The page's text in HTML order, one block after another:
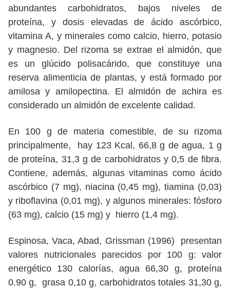
abundantes carbohidratos, bajos niveles de
proteína, y dosis elevadas de ácido ascórbico,
vitamina A, y minerales como calcio, hierro, potasio
y magnesio. Del rizoma se extrae el almidón, que
es un glúcido polisacárido, que constituye una
reserva alimenticia de plantas, y está formado por
amilosa y amilopectina. El almidón de achira es
considerado un almidón de excelente calidad.
En 100 g de materia comestible, de su rizoma
principalmente, hay 123 Kcal, 66,8 g de agua, 1 g
de proteína, 31,3 g de carbohidratos y 0,5 de fibra.
Contiene, además, algunas vitaminas como ácido
ascórbico (7 mg), niacina (0,45 mg), tiamina (0,03)
y riboflavina (0,01 mg), y algunos minerales: fósforo
(63 mg), calcio (15 mg) y hierro (1,4 mg).
Espinosa, Vaca, Abad, Grissman (1996) presentan
valores nutricionales parecidos por 100 g: valor
energético 130 calorías, agua 66,30 g, proteína
0.90 g, grasa 0,10 g, carbohidratos totales 31,30 g,